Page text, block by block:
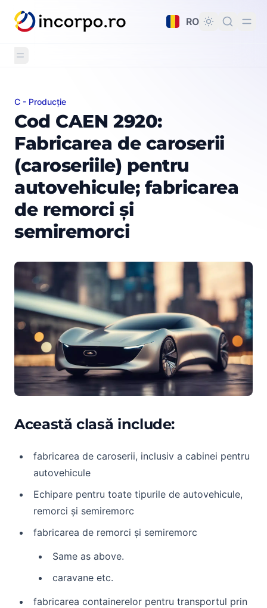
principal
RO
Cod CAEN 2920: Fabricarea de caroserii (caroseriile)
C - Producție
Cod CAEN 2920:
Fabricarea de caroserii
(caroseriile) pentru
autovehicule; fabricarea
de remorci și
semiremorci
Această clasă include:
fabricarea de caroserii, inclusiv a cabinei pentru
autovehicule
Echipare pentru toate tipurile de autovehicule,
remorci și semiremorc
fabricarea de remorci și semiremorc
Same as above.
caravane etc.
fabricarea containerelor pentru transportul prin